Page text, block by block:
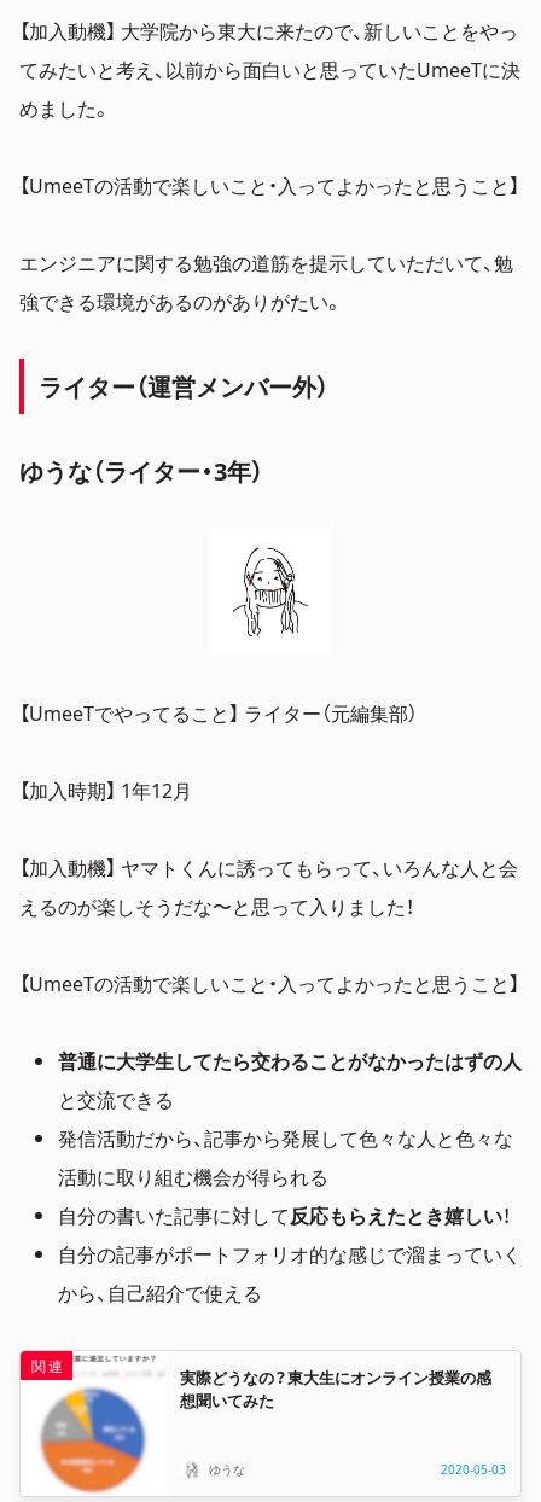
【加入動機】 大学院から東大に来たので、新しいことをやっ
てみたいと考え、以前から面白いと思っていたUmeeTに決
めました。
【UmeeTの活動で楽しいこと・入ってよかったと思うこと】
エンジニアに関する勉強の道筋を提示していただいて、勉
強できる環境があるのがありがたい。
ライター（運営メンバー外）
ゆうな（ライター・3年）
【UmeeTでやってること】 ライター（元編集部）
【加入時期】 1年12月
【加入動機】 ヤマトくんに誘ってもらって、いろんな人と会
えるのが楽しそうだな〜と思って入りました！
【UmeeTの活動で楽しいこと・入ってよかったと思うこと】
普通に大学生してたら交わることがなかったはずの人
と交流できる
発信活動だから、記事から発展して色々な人と色々な
活動に取り組む機会が得られる
自分の書いた記事に対して反応もらえたとき嬉しい！
自分の記事がポートフォリオ的な感じで溜まっていく
から、自己紹介で使える
実際どうなの？東大生にオンライン授業の感
想聞いてみた
ゆうな 2020-05-03